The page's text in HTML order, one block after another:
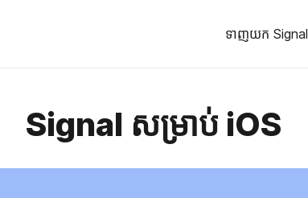
ទាញយក Signal
Signal សម្រាប់ iOS